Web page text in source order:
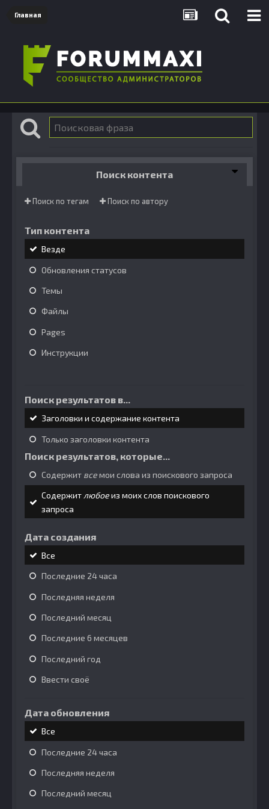
Главная
Поиск контента
Поиск по тегам Поиск по автору
Тип контента
Везде
Обновления статусов
Темы
Файлы
Pages
Инструкции
Поиск результатов в...
Заголовки и содержание контента
Только заголовки контента
Поиск результатов, которые...
Содержит всемои слова из поискового запроса
Содержитлюбоеиз моих слов поискового
запроса
Дата создания
Все
Последние 24 часа
Последняя неделя
Последний месяц
Последние 6 месяцев
Последний год
Ввести своё
Дата обновления
Все
Последние 24 часа
Последняя неделя
Последний месяц